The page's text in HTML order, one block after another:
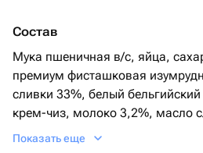
Состав
Мука пшеничная в/с, яйца,
премиум фисташковая
сливки 33%, белый
крем-чиз, молоко 3,2%, масло
замороженная, пектин,
Показать еще